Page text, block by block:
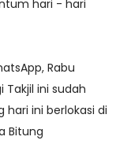
hari - hari
Rabu
ini sudah
ini berlokasi di
Bitung